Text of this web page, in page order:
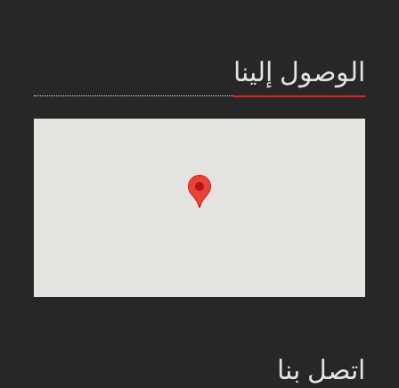
الوصول إلينا
اتصل بنا